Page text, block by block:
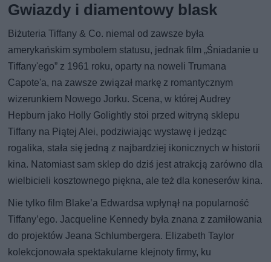
Gwiazdy i diamentowy blask
Biżuteria Tiffany & Co. niemal od zawsze była
amerykańskim symbolem statusu, jednak film „Śniadanie u
Tiffany'ego” z 1961 roku, oparty na noweli Trumana
Capote'a, na zawsze związał markę z romantycznym
wizerunkiem Nowego Jorku. Scena, w której Audrey
Hepburn jako Holly Golightly stoi przed witryną sklepu
Tiffany na Piątej Alei, podziwiając wystawę i jedząc
rogalika, stała się jedną z najbardziej ikonicznych w historii
kina. Natomiast sam sklep do dziś jest atrakcją zarówno dla
wielbicieli kosztownego piękna, ale też dla koneserów kina.
Nie tylko film Blake’a Edwardsa wpłynął na popularność
Tiffany’ego. Jacqueline Kennedy była znana z zamiłowania
do projektów Jeana Schlumbergera. Elizabeth Taylor
kolekcjonowała spektakularne klejnoty firmy, ku